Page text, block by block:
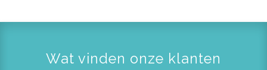
Wat vinden onze klanten